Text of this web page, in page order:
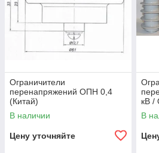
Ограничители
перенапряжений ОПН 0,4
(Китай)
В наличии
Цену уточняйте
кВ
В